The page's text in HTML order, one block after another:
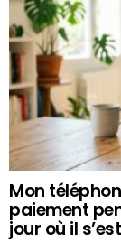
Mon
paiement
jour où il